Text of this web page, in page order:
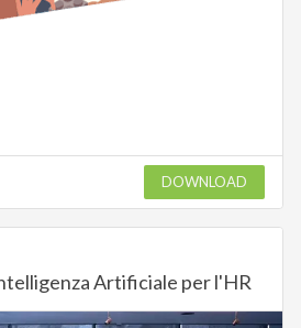
DOWNLOAD
Artificiale per l'HR